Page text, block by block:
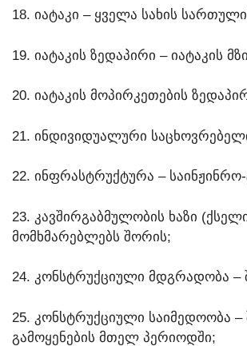
18. ᲘᲐᲢᲐᲙᲘ – ᲧᲕᲔᲚᲐ ᲡᲐᲮᲘᲡ
19. ᲘᲐᲢᲐᲙᲘᲡ ᲖᲔᲓᲐᲞᲘᲠᲘ – ᲘᲐᲢᲐᲙᲘᲡ
20. ᲘᲐᲢᲐᲙᲘᲡ ᲛᲝᲞᲘᲠᲙᲔᲗᲔᲑᲘᲡ
21. ᲘᲜᲓᲘᲕᲘᲓᲣᲐᲚᲣᲠᲘ
22. ᲘᲜᲤᲠᲐᲡᲢᲠᲣᲥᲢᲣᲠᲐ –
23. ᲙᲐᲕᲨᲘᲠᲒᲐᲑᲛᲣᲚᲝᲑᲘᲡ ᲮᲐᲖᲘ
ᲛᲝᲛᲮᲛᲐᲠᲔᲑᲚᲔᲑᲡ ᲨᲝᲠᲘᲡ;
24. ᲙᲝᲜᲡᲢᲠᲣᲥᲪᲘᲣᲚᲘ ᲛᲓᲒᲠᲐᲓᲝᲑᲐ –
25. ᲙᲝᲜᲡᲢᲠᲣᲥᲪᲘᲣᲚᲘ ᲡᲐᲘᲛᲔᲓᲝᲝᲑᲐ
ᲒᲐᲛᲝᲧᲔᲜᲔᲑᲘᲡ ᲛᲗᲔᲚ ᲞᲔᲠᲘᲝᲓᲨᲘ;